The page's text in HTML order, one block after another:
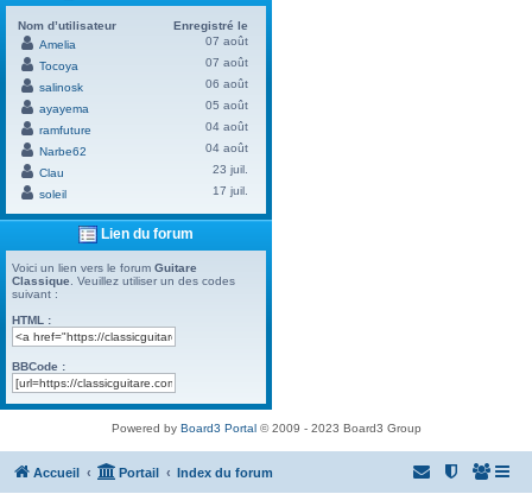
Nom d’utilisateur
Enregistré le
Amelia
07 août
Tocoya
07 août
salinosk
06 août
ayayema
05 août
ramfuture
04 août
Narbe62
04 août
Clau
23 juil.
soleil
17 juil.
Lien du forum
Voici un lien vers le forum Guitare
Classique . Veuillez utiliser un des codes
suivant :
HTML :
BBCode :
Powered by Board3 Portal© 2009 - 2023 Board3 Group
Accueil Portail Index du forum